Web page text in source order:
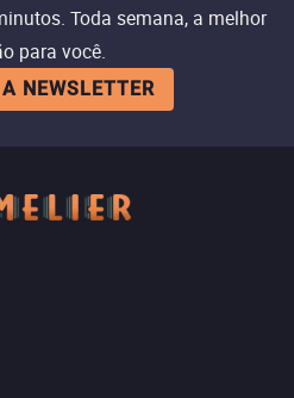
Toda semana, a melhor
para você.
NEWSLETTER